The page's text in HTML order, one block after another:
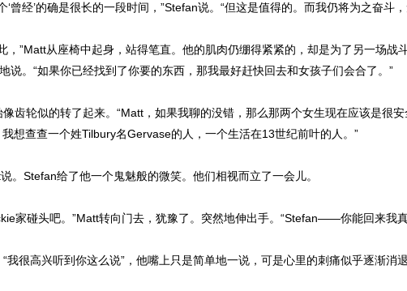
曾经’的确是很长的一段时间，”Stefan说。“但这是值得的。而我仍将为之奋斗
”Matt从座椅中起身，站得笔直。他的肌肉仍绷得紧紧的，却是为了另一场战
说。“如果你已经找到了你要的东西，那我最好赶快回去和女孩子们会合了。”
齿轮似的转了起来。“Matt，如果我聊的没错，那么那两个女生现在应该是很
想查查一个姓Tilbury名Gervase的人，一个生活在13世纪前叶的人。”
。Stefan给了他一个鬼魅般的微笑。他们相视而立了一会儿。
家碰头吧。”Matt转向门去，犹豫了。突然地伸出手。“Stefan——你能回来我
很高兴听到你这么说”，他嘴上只是简单地一说，可是心里的刺痛似乎逐渐消退